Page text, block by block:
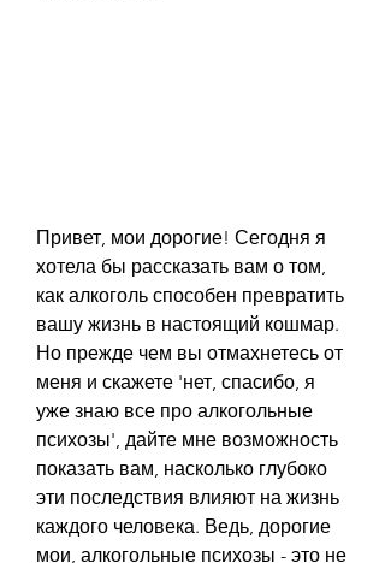
Привет, мои дорогие! Сегодня я
хотела бы рассказать вам о том,
как алкоголь способен превратить
вашу жизнь в настоящий кошмар.
Но прежде чем вы отмахнетесь от
меня и скажете 'нет, спасибо, я
уже знаю все про алкогольные
психозы', дайте мне возможность
показать вам, насколько глубоко
эти последствия влияют на жизнь
каждого человека. Ведь, дорогие
мои, алкогольные психозы - это не